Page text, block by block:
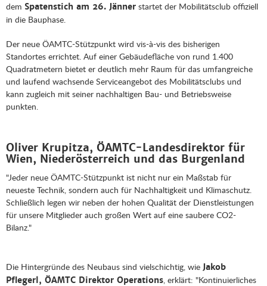
dem Spatenstich am 26. Jänner startet der Mobilitätsclub offiziell
in die Bauphase.
Der neue ÖAMTC-Stützpunkt wird vis-à-vis des bisherigen
Standortes errichtet. Auf einer Gebäudefläche von rund 1.400
Quadratmetern bietet er deutlich mehr Raum für das umfangreiche
und laufend wachsende Serviceangebot des Mobilitätsclubs und
kann zugleich mit seiner nachhaltigen Bau- und Betriebsweise
punkten.
Oliver Krupitza, ÖAMTC-Landesdirektor für
Wien, Niederösterreich und das Burgenland
"Jeder neue ÖAMTC-Stützpunkt ist nicht nur ein Maßstab für
neueste Technik, sondern auch für Nachhaltigkeit und Klimaschutz.
Schließlich legen wir neben der hohen Qualität der Dienstleistungen
für unsere Mitglieder auch großen Wert auf eine saubere CO2-
Bilanz."
Die Hintergründe des Neubaus sind vielschichtig, wie Jakob
Pflegerl, ÖAMTC Direktor Operations, erklärt: "Kontinuierliches